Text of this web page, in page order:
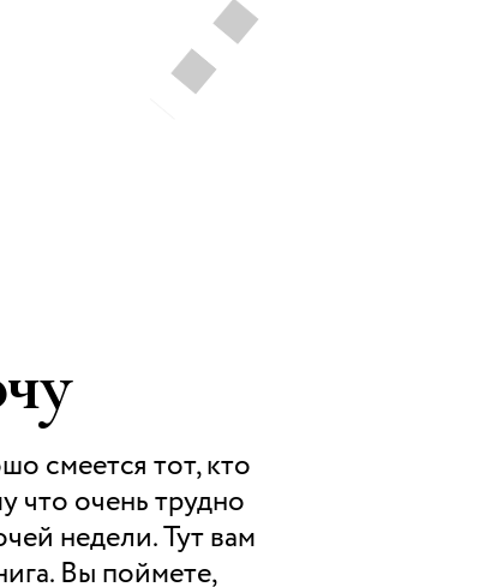
смеется тот, кто
что очень трудно
недели. Тут вам
Вы поймете,